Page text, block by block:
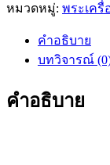
หมวดหมู่: พระเครื่
คำอธิบาย
บทวิจารณ์
คำอธิบาย